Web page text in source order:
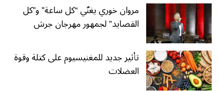
مروان خوري يغنّي “كل ساعة” و”كل
القصايد” لجمهور مهرجان جرش
تأثير جديد للمغنيسيوم على كتلة وقوة
العضلات